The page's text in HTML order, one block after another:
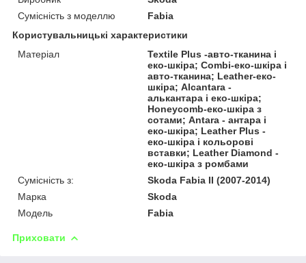
Сумісність з моделлю
Fabia
Користувальницькі характеристики
Матеріал
Textile Plus -авто-тканина і
еко-шкіра; Combi-еко-шкіра і
авто-тканина; Leather-еко-
шкіра; Alcantara -
алькантара і еко-шкіра;
Honeycomb-еко-шкіра з
сотами; Antara - антара і
еко-шкіра; Leather Plus -
еко-шкіра і кольорові
вставки; Leather Diamond -
еко-шкіра з ромбами
Сумісність з:
Skoda Fabia II (2007-2014)
Марка
Skoda
Модель
Fabia
Приховати